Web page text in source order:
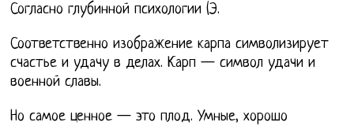
Согласно глубинной психологии (Э.
Соответственно изображение карпа символизирует
счастье и удачу в делах. Карп — символ удачи и
военной славы.
Но самое ценное — это плод. Умные, хорошо